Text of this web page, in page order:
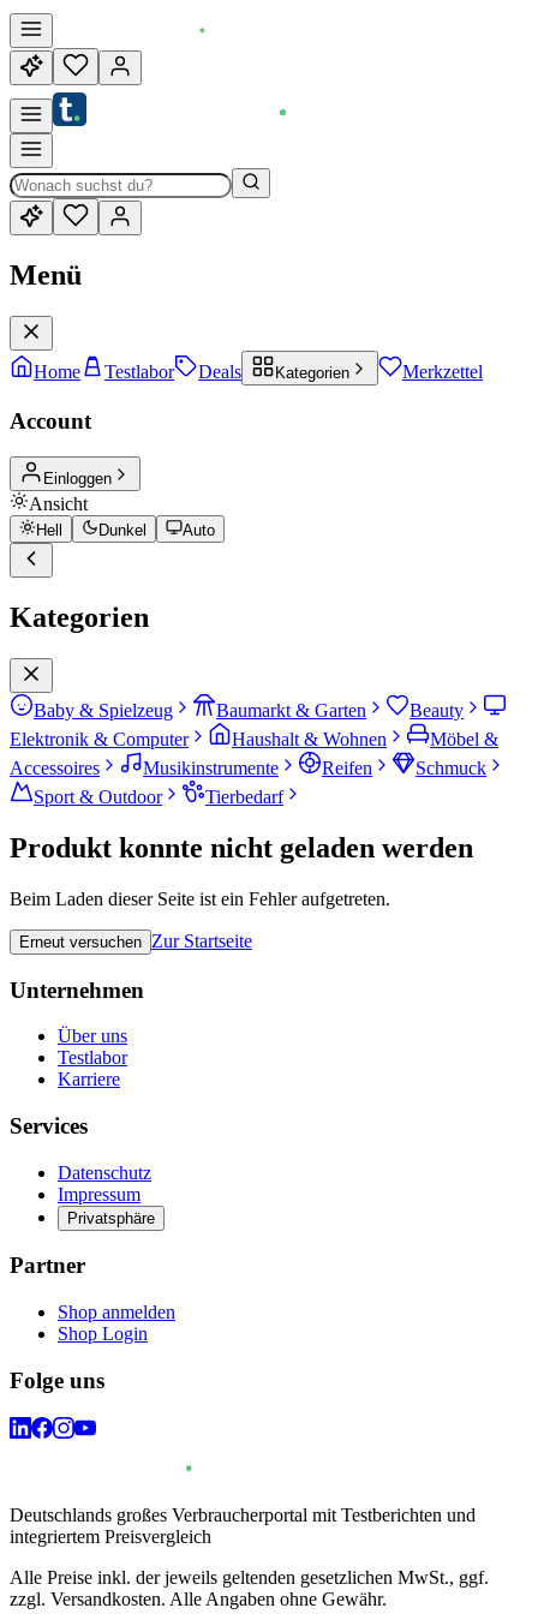
Menü
Home Testlabor Deals Kategorien Merkzettel
Account
Einloggen
Ansicht
Hell Dunkel Auto
Kategorien
Baby & Spielzeug Baumarkt & Garten
Beauty
Elektronik & Computer
Haushalt & Wohnen
Möbel &
Accessoires
Musikinstrumente Reifen
Schmuck
Sport & Outdoor
Tierbedarf
Produkt konnte nicht geladen werden
Beim Laden dieser Seite ist ein Fehler aufgetreten.
Erneut versuchen Zur Startseite
Unternehmen
Über uns
Testlabor
Karriere
Services
Datenschutz
Impressum
Privatsphäre
Partner
Shop anmelden
Shop Login
Folge uns
Deutschlands großes Verbraucherportal mit Testberichten und
integriertem Preisvergleich
Alle Preise inkl. der jeweils geltenden gesetzlichen MwSt., ggf.
zzgl. Versandkosten. Alle Angaben ohne Gewähr.